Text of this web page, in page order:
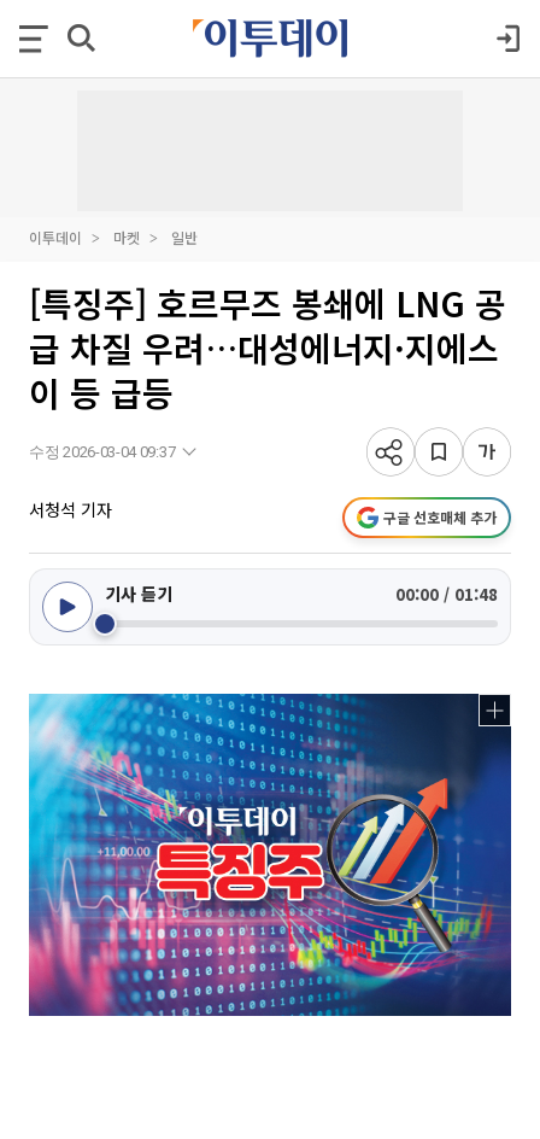
이투데이 마켓 일반
[특징주] 호르무즈 봉쇄에 LNG 공
급 차질 우려…대성에너지·지에스
이 등 급등
수정 2026-03-04 09:37
서청석 기자 구글 선호매체 추가
기사 듣기 00:00 / 01:48